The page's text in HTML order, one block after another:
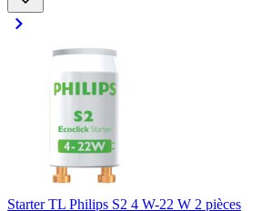
Starter TL Philips S2 4 W-22 W 2 pièces